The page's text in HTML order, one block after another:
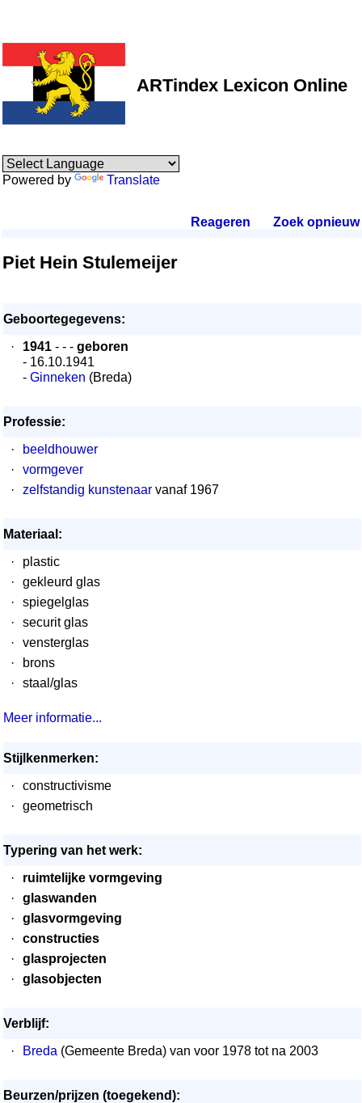
ARTindex Lexicon Online
Powered by Translate
Reageren Zoek opnieuw.
Piet Hein Stulemeijer
Geboortegegevens:
·
1941 - - - geboren
- 16.10.1941
- Ginneken (Breda)
Professie:
·
beeldhouwer
·
vormgever
·
zelfstandig kunstenaar vanaf 1967
Materiaal:
·
plastic
·
gekleurd glas
·
spiegelglas
·
securit glas
·
vensterglas
·
brons
·
staal/glas
Meer informatie...
Stijlkenmerken:
·
constructivisme
·
geometrisch
Typering van het werk:
·
ruimtelijke vormgeving
·
glaswanden
·
glasvormgeving
·
constructies
·
glasprojecten
·
glasobjecten
Verblijf:
·
Breda (Gemeente Breda) van voor 1978 tot na 2003
Beurzen/prijzen (toegekend):